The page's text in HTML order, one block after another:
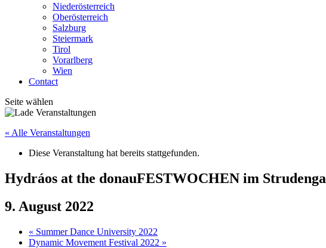
Niederösterreich
Oberösterreich
Salzburg
Steiermark
Tirol
Vorarlberg
Wien
Contact
Seite wählen
« Alle Veranstaltungen
Diese Veranstaltung hat bereits stattgefunden.
Hydráos at the donauFESTWOCHEN im
9. August 2022
« Summer Dance University 2022
Dynamic Movement Festival 2022 »